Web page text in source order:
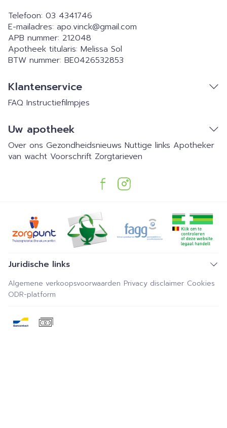
Telefoon: 03 4341746
E-mailadres: apo.vinck@gmail.com
APB nummer: 212048
Apotheek titularis: Melissa Sol
BTW nummer: BE0426532853
Klantenservice
FAQ Instructiefilmpjes
Uw apotheek
Over ons Gezondheidsnieuws Nuttige links Apotheker
van wacht Voorschrift Zorgtarieven
Juridische links
Algemene verkoopsvoorwaarden Privacy disclaimer Cookies
ODR-platform